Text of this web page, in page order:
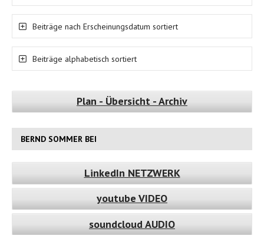
Beiträge nach Erscheinungsdatum sortiert
Beiträge alphabetisch sortiert
Plan - Übersicht - Archiv
BERND SOMMER BEI
LinkedIn NETZWERK
youtube VIDEO
soundcloud AUDIO